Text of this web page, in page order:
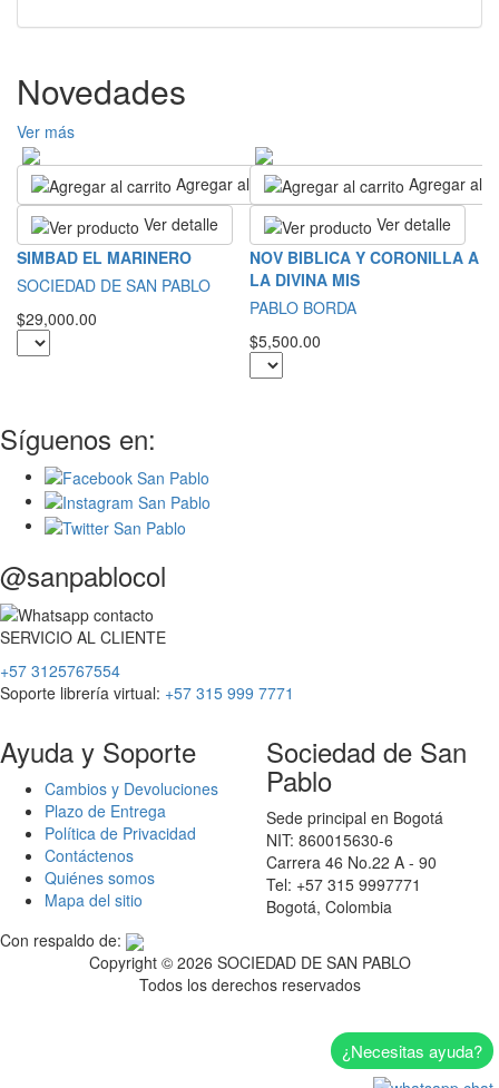
Novedades
Ver más
Agregar al carrito
Ver detalle
SIMBAD EL MARINERO
SOCIEDAD DE SAN PABLO
$29,000.00
Agregar al
Ver detalle
NOV BIBLICA Y CORONILLA A
LA DIVINA MIS
PABLO BORDA
$5,500.00
Síguenos en:
@sanpablocol
SERVICIO AL CLIENTE
+57 3125767554
Soporte librería virtual: +57 315 999 7771
Ayuda y Soporte
Cambios y Devoluciones
Plazo de Entrega
Política de Privacidad
Contáctenos
Quiénes somos
Mapa del sitio
Sociedad de San
Pablo
Sede principal en Bogotá
NIT: 860015630-6
Carrera 46 No.22 A - 90
Tel: +57 315 9997771
Bogotá, Colombia
Con respaldo de:
Copyright © 2026 SOCIEDAD DE SAN PABLO
Todos los derechos reservados
¿Necesitas ayuda?